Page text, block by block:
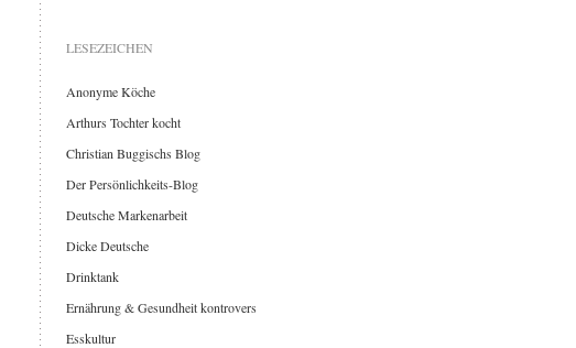
LESEZEICHEN
Anonyme Köche
Arthurs Tochter kocht
Christian Buggischs Blog
Der Persönlichkeits-Blog
Deutsche Markenarbeit
Dicke Deutsche
Drinktank
Ernährung & Gesundheit kontrovers
Esskultur